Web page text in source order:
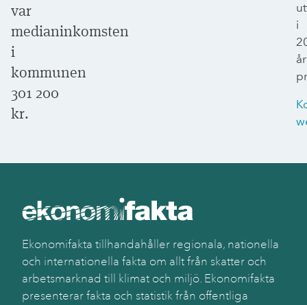
var
medianinkomsten
i
kommunen
301 200
kr.
i
Ekonomifakta tillhandahåller regionala, nationella
och internationella fakta om allt från skatter och
arbetsmarknad till klimat och miljö. Ekonomifakta
presenterar fakta och statistik från offentliga